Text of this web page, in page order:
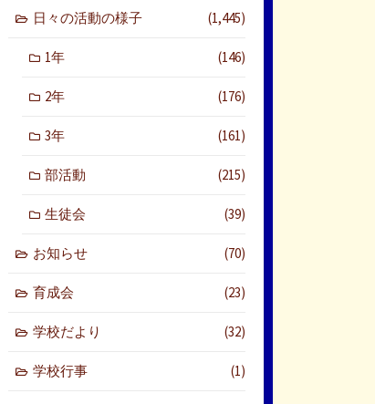
日々の活動の様子 (1,445)
1年 (146)
2年 (176)
3年 (161)
部活動 (215)
生徒会 (39)
お知らせ (70)
育成会 (23)
学校だより (32)
学校行事 (1)